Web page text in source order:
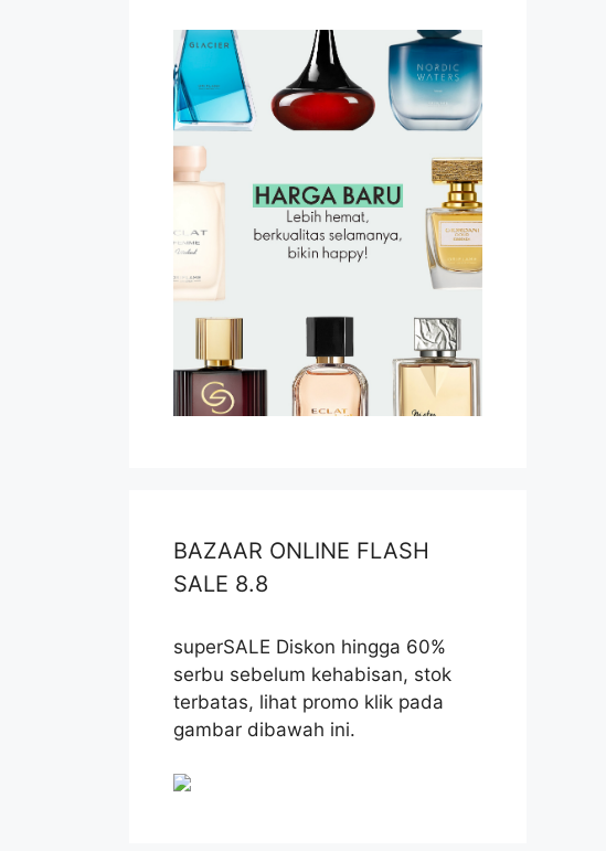
BAZAAR ONLINE FLASH
SALE 8.8
superSALE Diskon hingga 60%
serbu sebelum kehabisan, stok
terbatas, lihat promo klik pada
gambar dibawah ini.